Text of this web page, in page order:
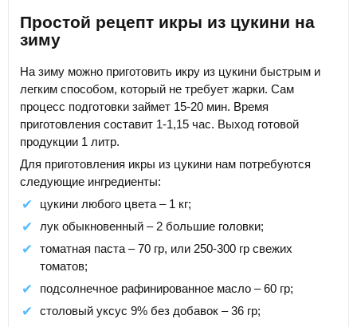
Простой рецепт икры из цукини на
зиму
На зиму можно приготовить икру из цукини быстрым и
легким способом, который не требует жарки. Сам
процесс подготовки займет 15-20 мин. Время
приготовления составит 1-1,15 час. Выход готовой
продукции 1 литр.
Для приготовления икры из цукини нам потребуются
следующие ингредиенты:
цукини любого цвета – 1 кг;
лук обыкновенный – 2 большие головки;
томатная паста – 70 гр, или 250-300 гр свежих
томатов;
подсолнечное рафинированное масло – 60 гр;
столовый уксус 9% без добавок – 36 гр;